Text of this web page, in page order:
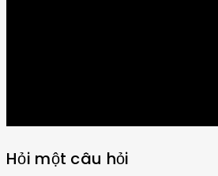
Hỏi một câu hỏi